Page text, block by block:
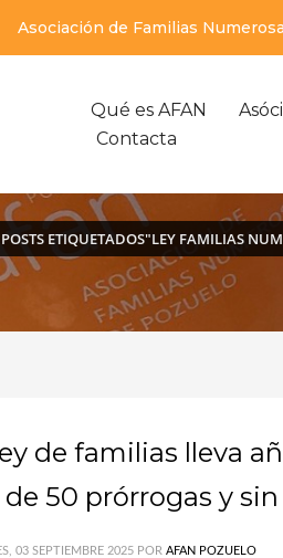
Asociación de Familias
Qué es AFAN
Contacta
POSTS ETIQUETADOS"LEY FAMILIAS
de familias lleva
de 50 prórrogas y
03 SEPTIEMBRE 2025 POR AFAN POZUELO